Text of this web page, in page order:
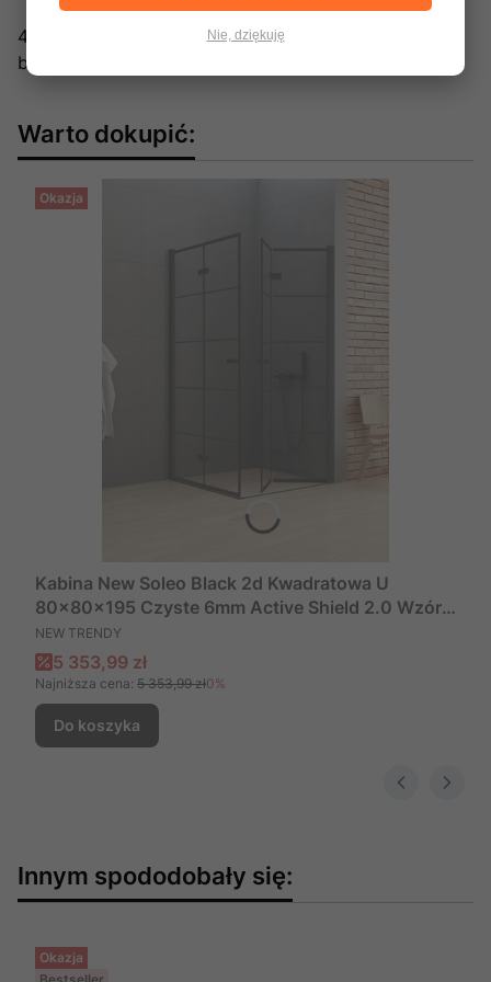
48 306 77 00
biuro@newtrendy.pl
Warto dokupić:
Okazja
Kabina New Soleo Black 2d Kwadratowa U
80x80x195 Czyste 6mm Active Shield 2.0 Wzór
Kratka, Producent: New Trendy, Numer Kat: D-
0287a/D-0288a
PRODUCENT
NEW TRENDY
Cena promocyjna
5 353,99 zł
Najniższa cena: 5 353,99 zł0%
Do koszyka
Innym spododobały się:
Okazja
Nie, dziękuję